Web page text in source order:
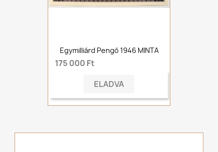
Egymilliárd Pengő 1946 MINTA
175 000 Ft
ELADVA